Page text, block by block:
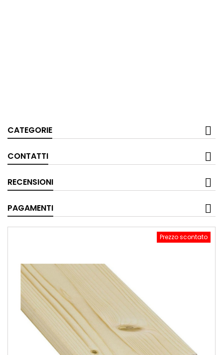
CATEGORIE
CONTATTI
RECENSIONI
PAGAMENTI
Prezzo scontato